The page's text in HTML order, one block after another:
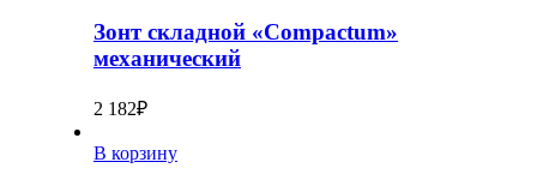
Зонт складной «Compactum»
механический
2 182₽
В корзину